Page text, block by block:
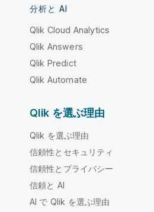
分析と AI
Qlik Cloud Analytics
Qlik Answers
Qlik Predict
Qlik Automate
Qlik を選ぶ理由
Qlik を選ぶ理由
信頼性とセキュリティ
信頼性とプライバシー
信頼と AI
AI で Qlik を選ぶ理由